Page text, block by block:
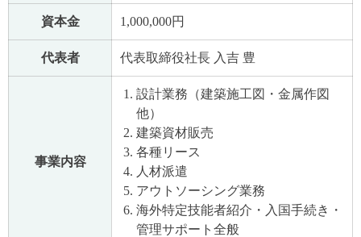
資本金 1,000,000円
代表者 代表取締役社長 入吉 豊
事業内容
設計業務（建築施工図・金属作図
他）
建築資材販売
各種リース
人材派遣
アウトソーシング業務
海外特定技能者紹介・入国手続き・
管理サポート全般